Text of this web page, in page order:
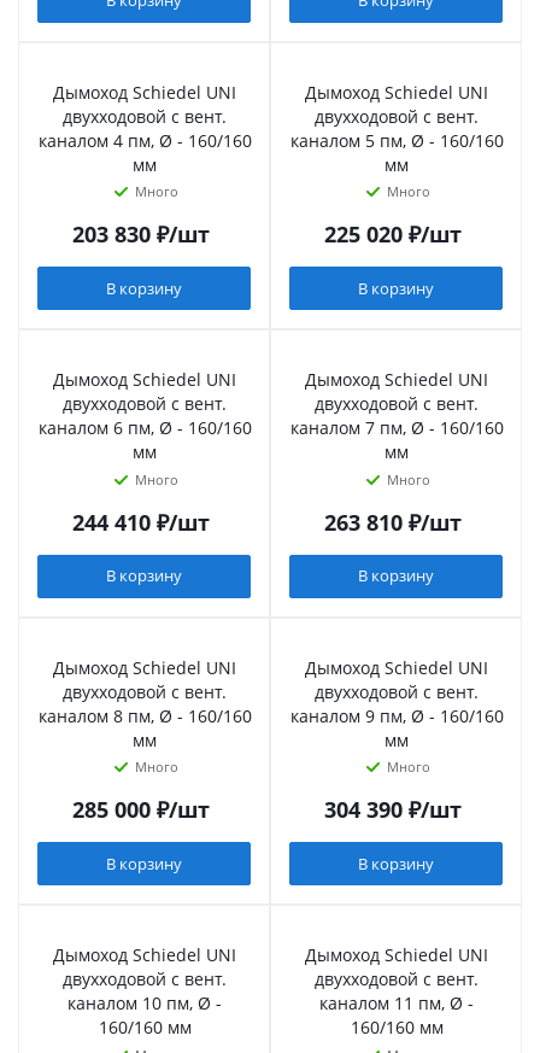
Дымоход Schiedel UNI
двухходовой с вент.
каналом 4 пм, Ø - 160/160
мм
Много
203 830₽/шт
В корзину
Дымоход Schiedel UNI
двухходовой с вент.
каналом 5 пм, Ø - 160/160
мм
Много
225 020₽/шт
В корзину
Дымоход Schiedel UNI
двухходовой с вент.
каналом 6 пм, Ø - 160/160
мм
Много
244 410₽/шт
В корзину
Дымоход Schiedel UNI
двухходовой с вент.
каналом 7 пм, Ø - 160/160
мм
Много
263 810₽/шт
В корзину
Дымоход Schiedel UNI
двухходовой с вент.
каналом 8 пм, Ø - 160/160
мм
Много
285 000₽/шт
В корзину
Дымоход Schiedel UNI
двухходовой с вент.
каналом 9 пм, Ø - 160/160
мм
Много
304 390₽/шт
В корзину
Дымоход Schiedel UNI
двухходовой с вент.
каналом 10 пм, Ø -
160/160 мм
Дымоход Schiedel UNI
двухходовой с вент.
каналом 11 пм, Ø -
160/160 мм